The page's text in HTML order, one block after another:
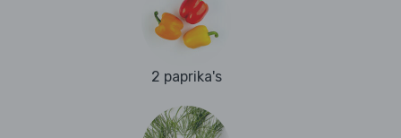
2 paprika's